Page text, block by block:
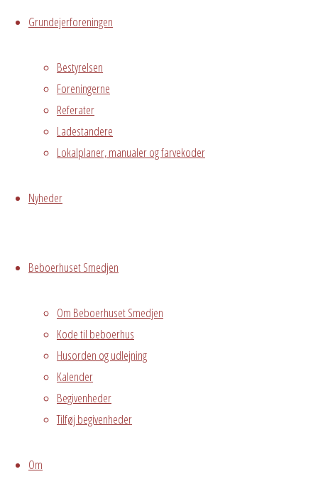
Grundejerforeningen
Bestyrelsen
Foreningerne
Referater
Ladestandere
Lokalplaner, manualer og farvekoder
Nyheder
Beboerhuset Smedjen
Om Beboerhuset Smedjen
Kode til beboerhus
Husorden og udlejning
Kalender
Begivenheder
Tilføj begivenheder
Om
Gennem 6
sammen med
andre beboere
deltage i fælles
meditation”